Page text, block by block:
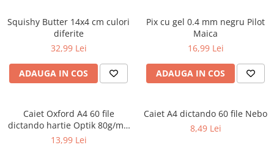
Ghiozdane și rucsacuri
Ghiozdane școlare
Rucsacuri școlare și casual
Ghiozdane pentru grădinită
Penare
Penare echipate
Penare neechipate
Dicționare și ghiduri de conversație
Literatură în limbi străine
Squishy Butter 14x4 cm culori
diferite
32,99 Lei
ADAUGA IN COS
Pix cu gel 0.4 mm negru Pilot
Maica
16,99 Lei
ADAUGA IN COS
Caiet Oxford A4 60 file
dictando hartie Optik 80g/mp
Touch Pastel
13,99 Lei
Caiet A4 dictando 60 file Nebo
8,49 Lei